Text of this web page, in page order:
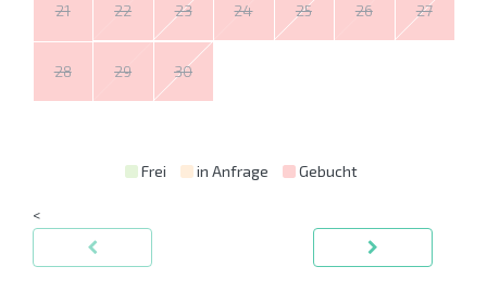
21 22 23 24 25 26 27
28 29 30
Frei in Anfrage Gebucht
<